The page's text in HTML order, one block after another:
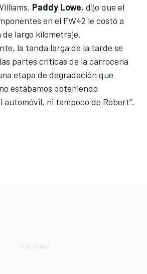
Paddy Lowe, dijo que el
en el FW42 le costó a
largo kilometraje.
la tanda larga de la tarde se
partes críticas de la carrocería
etapa de degradación que
estábamos obteniendo
ni tampoco de Robert”.